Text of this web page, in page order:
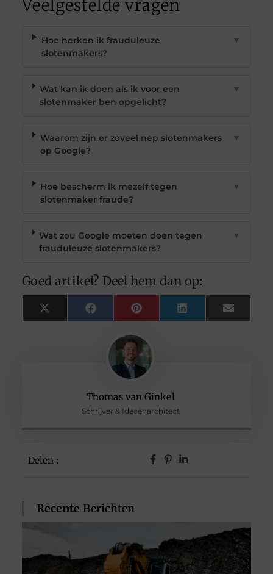
Thomas van Ginkel
Schrijver & Ideeënarchitect
Delen :
Recente Berichten
Veelgestelde vragen
Hoe herken ik frauduleuze
slotenmakers?
▼
Wat kan ik doen als ik voor een
slotenmaker ben opgelicht?
▼
Waarom zijn er zoveel nep slotenmakers
op Google?
▼
Hoe bescherm ik mezelf tegen
slotenmaker fraude?
▼
Wat zou Google moeten doen tegen
frauduleuze slotenmakers?
▼
Goed artikel? Deel hem dan op:
X
(Twitter)
FacebookPinterest LinkedIn Email